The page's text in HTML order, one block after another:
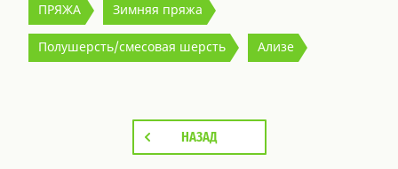
ПРЯЖА Зимняя пряжа
Полушерсть/смесовая шерсть Ализе
НАЗАД